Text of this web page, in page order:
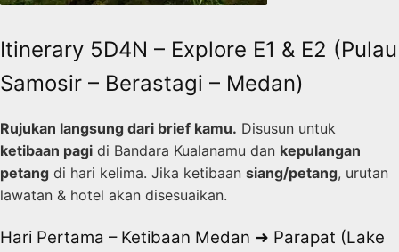
Itinerary 5D4N – Explore E1 & E2 (Pulau
Samosir – Berastagi – Medan)
Rujukan langsung dari brief kamu. Disusun untuk
ketibaan pagi di Bandara Kualanamu dan kepulangan
petang di hari kelima. Jika ketibaan siang/petang, urutan
lawatan & hotel akan disesuaikan.
Hari Pertama – Ketibaan Medan ➜ Parapat (Lake